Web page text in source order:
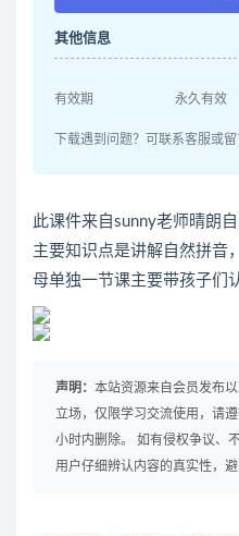
其他信息
有效期 永久有效
下载遇到问题？可联系客服或
此课件来自sunny老师晴朗
主要知识点是讲解自然拼音
母单独一节课主要带孩子们
声明： 本站资源来自会员发布
立场，仅限学习交流使用，请
小时内删除。 如有侵权争议、
用户仔细辨认内容的真实性，避